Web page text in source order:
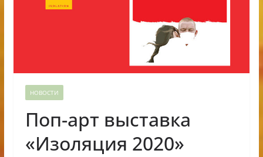
НОВОСТИ
Поп-арт выставка
«Изоляция 2020»